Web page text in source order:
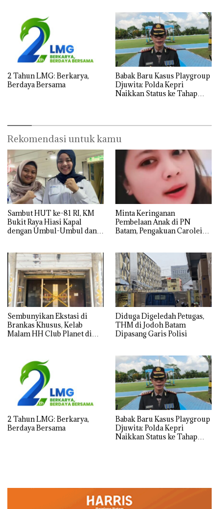
2 Tahun LMG: Berkarya,
Berdaya Bersama
Babak Baru Kasus Playgroup
Djuwita: Polda Kepri
Naikkan Status ke Tahap
Rekomendasi untuk kamu
Sambut HUT ke-81 RI, KM
Bukit Raya Hiasi Kapal
dengan Umbul-Umbul dan
Minta Keringanan
Pembelaan Anak di PN
Batam, Pengakuan Carolein
Sembunyikan Ekstasi di
Brankas Khusus, Kelab
Malam HH Club Planet di
Diduga Digeledah Petugas,
THM di Jodoh Batam
Dipasang Garis Polisi
2 Tahun LMG: Berkarya,
Berdaya Bersama
Babak Baru Kasus Playgroup
Djuwita: Polda Kepri
Naikkan Status ke Tahap